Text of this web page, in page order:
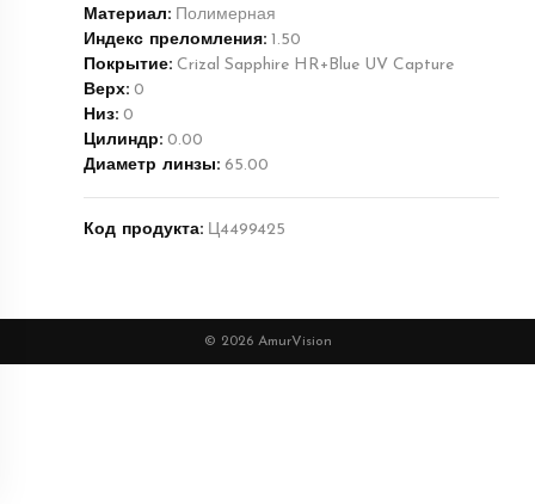
Материал: Полимерная
Индекс преломления: 1.50
Покрытие: Crizal Sapphire HR+Blue UV Capture
Верх: 0
Низ: 0
Цилиндр: 0.00
Диаметр линзы: 65.00
Код продукта: Ц4499425
© 2026 AmurVision